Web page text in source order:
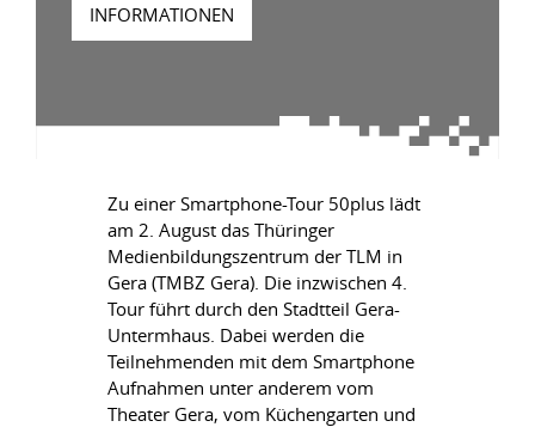
INFORMATIONEN
Zu einer Smartphone-Tour 50plus lädt
am 2. August das Thüringer
Medienbildungszentrum der TLM in
Gera (TMBZ Gera). Die inzwischen 4.
Tour führt durch den Stadtteil Gera-
Untermhaus. Dabei werden die
Teilnehmenden mit dem Smartphone
Aufnahmen unter anderem vom
Theater Gera, vom Küchengarten und